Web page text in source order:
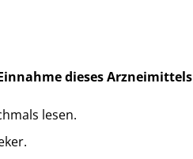
dieses Arzneimittels
lesen.